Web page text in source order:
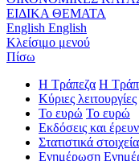
ΕΙΔΙΚΑ ΘΕΜΑΤΑ
English English
Κλείσιμο μενού
Πίσω
Η Τράπεζα Η
Κύριες λειτουργίες
Το ευρώ Το ευρώ
Εκδόσεις και
Στατιστικά στοιχεία
Ενημέρωση